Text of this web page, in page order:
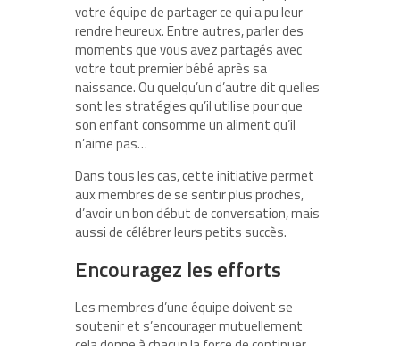
votre équipe de partager ce qui a pu leur
rendre heureux. Entre autres, parler des
moments que vous avez partagés avec
votre tout premier bébé après sa
naissance. Ou quelqu’un d’autre dit quelles
sont les stratégies qu’il utilise pour que
son enfant consomme un aliment qu’il
n’aime pas…
Dans tous les cas, cette initiative permet
aux membres de se sentir plus proches,
d’avoir un bon début de conversation, mais
aussi de célébrer leurs petits succès.
Encouragez les efforts
Les membres d’une équipe doivent se
soutenir et s’encourager mutuellement